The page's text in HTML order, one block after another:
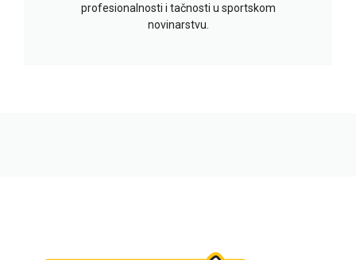
profesionalnosti i tačnosti u sportskom
novinarstvu.